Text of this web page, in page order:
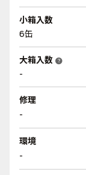
小箱入数
6缶
大箱入数 help
-
修理
-
環境
-